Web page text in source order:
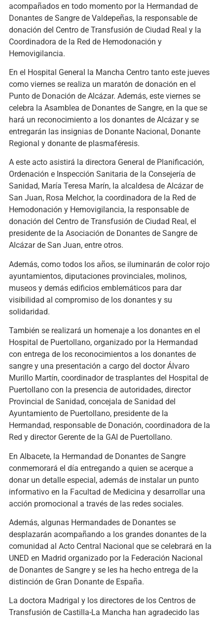
acompañados en todo momento por la Hermandad de
Donantes de Sangre de Valdepeñas, la responsable de
donación del Centro de Transfusión de Ciudad Real y la
Coordinadora de la Red de Hemodonación y
Hemovigilancia.
En el Hospital General la Mancha Centro tanto este jueves
como viernes se realiza un maratón de donación en el
Punto de Donación de Alcázar. Además, este viernes se
celebra la Asamblea de Donantes de Sangre, en la que se
hará un reconocimiento a los donantes de Alcázar y se
entregarán las insignias de Donante Nacional, Donante
Regional y donante de plasmaféresis.
A este acto asistirá la directora General de Planificación,
Ordenación e Inspección Sanitaria de la Consejería de
Sanidad, María Teresa Marín, la alcaldesa de Alcázar de
San Juan, Rosa Melchor, la coordinadora de la Red de
Hemodonación y Hemovigilancia, la responsable de
donación del Centro de Transfusión de Ciudad Real, el
presidente de la Asociación de Donantes de Sangre de
Alcázar de San Juan, entre otros.
Además, como todos los años, se iluminarán de color rojo
ayuntamientos, diputaciones provinciales, molinos,
museos y demás edificios emblemáticos para dar
visibilidad al compromiso de los donantes y su
solidaridad.
También se realizará un homenaje a los donantes en el
Hospital de Puertollano, organizado por la Hermandad
con entrega de los reconocimientos a los donantes de
sangre y una presentación a cargo del doctor Álvaro
Murillo Martín, coordinador de trasplantes del Hospital de
Puertollano con la presencia de autoridades, director
Provincial de Sanidad, concejala de Sanidad del
Ayuntamiento de Puertollano, presidente de la
Hermandad, responsable de Donación, coordinadora de la
Red y director Gerente de la GAI de Puertollano.
En Albacete, la Hermandad de Donantes de Sangre
conmemorará el día entregando a quien se acerque a
donar un detalle especial, además de instalar un punto
informativo en la Facultad de Medicina y desarrollar una
acción promocional a través de las redes sociales.
Además, algunas Hermandades de Donantes se
desplazarán acompañando a los grandes donantes de la
comunidad al Acto Central Nacional que se celebrará en la
UNED en Madrid organizado por la Federación Nacional
de Donantes de Sangre y se les ha hecho entrega de la
distinción de Gran Donante de España.
La doctora Madrigal y los directores de los Centros de
Transfusión de Castilla-La Mancha han agradecido las